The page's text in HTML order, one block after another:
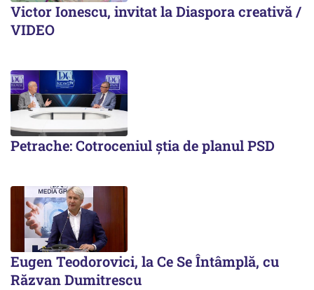
Victor Ionescu, invitat la Diaspora creativă /
VIDEO
Petrache: Cotroceniul știa de planul PSD
Eugen Teodorovici, la Ce Se Întâmplă, cu
Răzvan Dumitrescu